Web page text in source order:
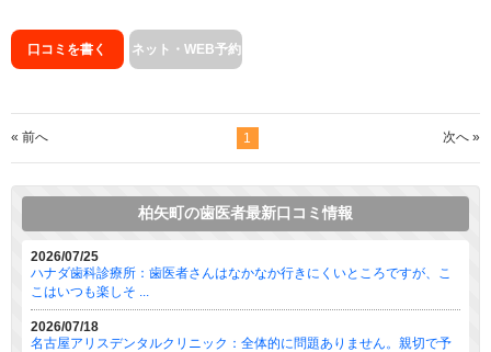
口コミを書く ネット・WEB予約
« 前へ 1 次へ »
柏矢町の歯医者最新口コミ情報
2026/07/25
ハナダ歯科診療所：歯医者さんはなかなか行きにくいところですが、こ
こはいつも楽しそ ...
2026/07/18
名古屋アリスデンタルクリニック：全体的に問題ありません。親切で予